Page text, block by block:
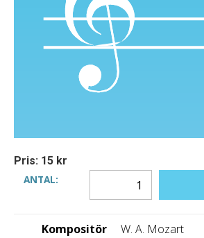
Pris: 15 kr
ANTAL:
Kompositör
W. A. Mozart